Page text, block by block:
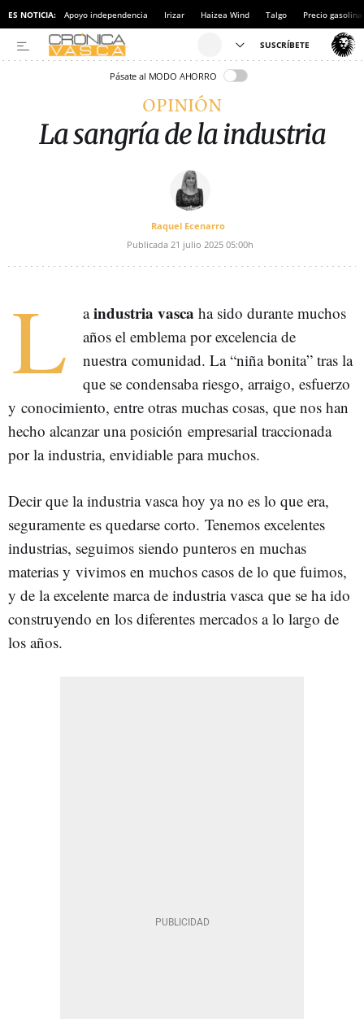
ES NOTICIA: Apoyo independencia Irizar Haizea Wind Talgo Precio gasolina
Pásate al MODO AHORRO
OPINIÓN
La sangría de la industria
Raquel Ecenarro
Publicada 21 julio 2025 05:00h
L aindustria vasca ha sido durante muchos
años el emblema por excelencia de
nuestra comunidad. La “niña bonita” tras la
que se condensaba riesgo, arraigo, esfuerzo
y conocimiento, entre otras muchas cosas, que nos han
hecho alcanzar una posición empresarial traccionada
por la industria, envidiable para muchos.
Decir que la industria vasca hoy ya no es lo que era,
seguramente es quedarse corto. Tenemos excelentes
industrias, seguimos siendo punteros en muchas
materias y vivimos en muchos casos de lo que fuimos,
y de la excelente marca de industria vasca que se ha ido
construyendo en los diferentes mercados a lo largo de
los años.